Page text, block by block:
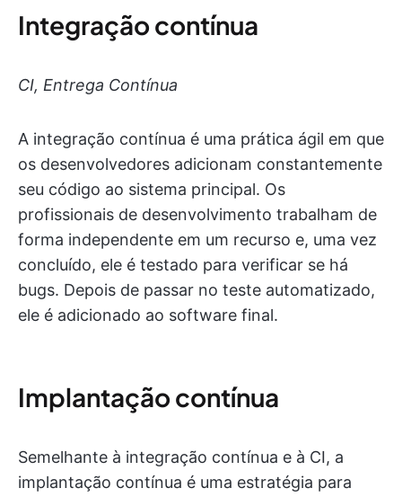
Integração contínua
CI, Entrega Contínua
A integração contínua é uma prática ágil em que
os desenvolvedores adicionam constantemente
seu código ao sistema principal. Os
profissionais de desenvolvimento trabalham de
forma independente em um recurso e, uma vez
concluído, ele é testado para verificar se há
bugs. Depois de passar no teste automatizado,
ele é adicionado ao software final.
Implantação contínua
Semelhante à integração contínua e à CI, a
implantação contínua é uma estratégia para